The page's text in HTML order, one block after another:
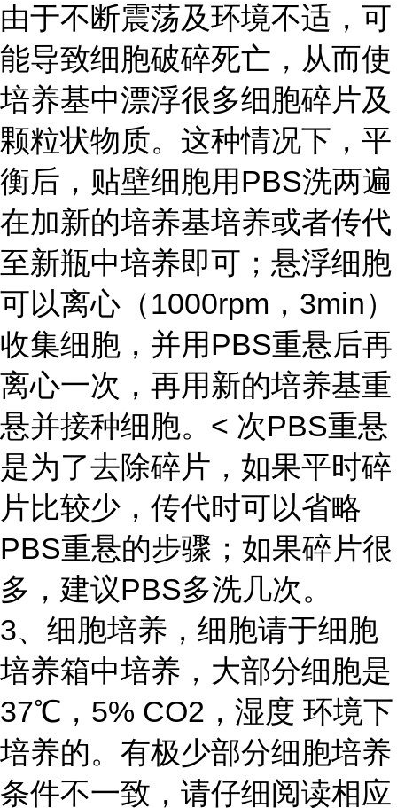
由于不断震荡及环境不适，可
能导致细胞破碎死亡，从而使
培养基中漂浮很多细胞碎片及
颗粒状物质。这种情况下，平
衡后，贴壁细胞用PBS洗两遍
在加新的培养基培养或者传代
至新瓶中培养即可；悬浮细胞
可以离心（1000rpm，3min）
收集细胞，并用PBS重悬后再
离心一次，再用新的培养基重
悬并接种细胞。< 次PBS重悬
是为了去除碎片，如果平时碎
片比较少，传代时可以省略
PBS重悬的步骤；如果碎片很
多，建议PBS多洗几次。
3、细胞培养，细胞请于细胞
培养箱中培养，大部分细胞是
37℃，5% CO2，湿度 环境下
培养的。有极少部分细胞培养
条件不一致，请仔细阅读相应